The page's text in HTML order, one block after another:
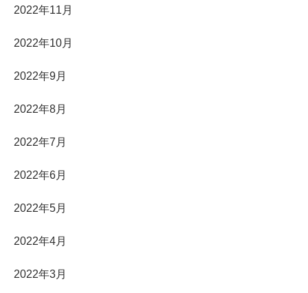
2022年11月
2022年10月
2022年9月
2022年8月
2022年7月
2022年6月
2022年5月
2022年4月
2022年3月